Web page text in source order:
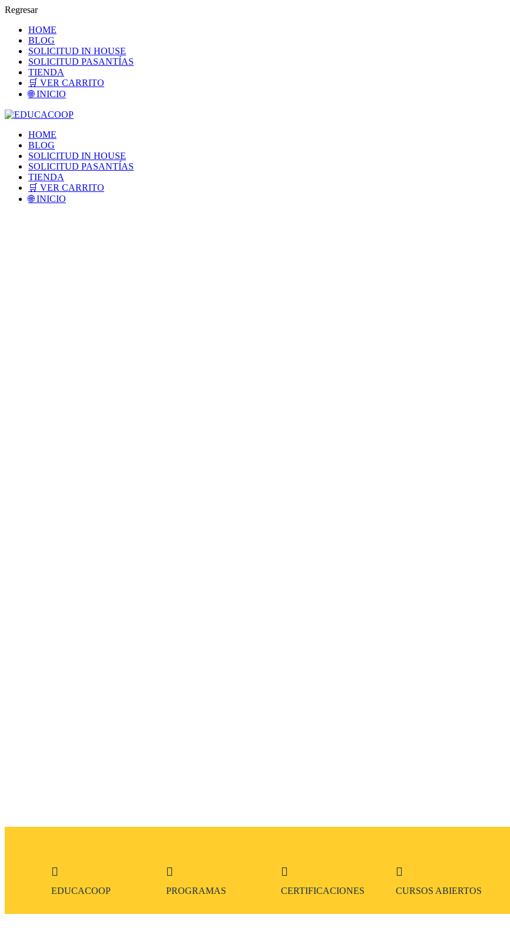
Regresar
HOME
BLOG
SOLICITUD IN HOUSE
SOLICITUD PASANTÍAS
TIENDA
🛒 VER CARRITO
🌐 INICIO
HOME
BLOG
SOLICITUD IN HOUSE
SOLICITUD PASANTÍAS
TIENDA
🛒 VER CARRITO
🌐 INICIO
EDUCACOOP PROGRAMAS CERTIFICACIONES CURSOS ABIERTOS